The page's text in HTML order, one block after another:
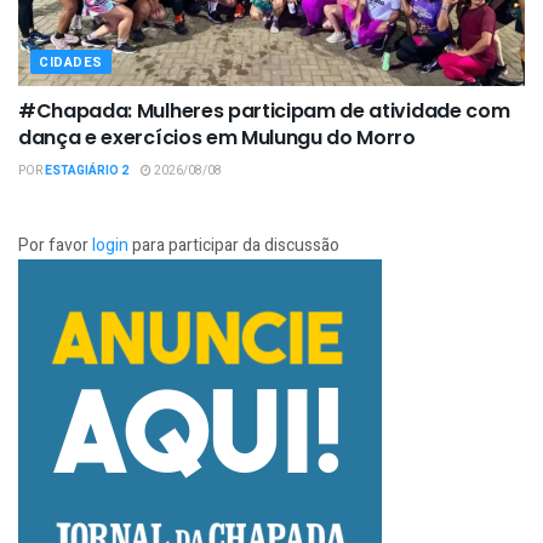
CIDADES
#Chapada: Mulheres participam de atividade com
dança e exercícios em Mulungu do Morro
PORESTAGIÁRIO 2 2026/08/08
Por favorloginpara participar da discussão